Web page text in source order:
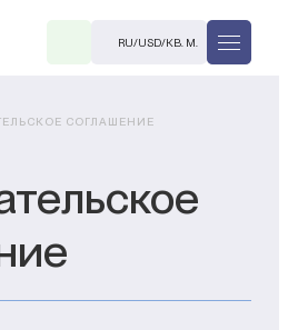
RU/USD/КВ. М.
СОГЛАШЕНИЕ